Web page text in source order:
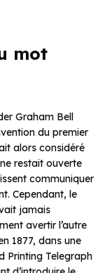
mot
Graham Bell
du premier
alors considéré
restait ouverte
communiquer
Cependant, le
jamais
avertir l’autre
1877, dans une
Printing Telegraph